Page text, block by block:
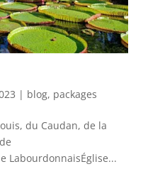
| blog, packages
du Caudan, de la
LabourdonnaisÉglise...